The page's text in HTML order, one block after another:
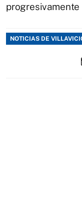
NOTICIAS DE